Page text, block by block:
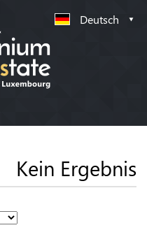
Deutsch
Kein Ergebnis